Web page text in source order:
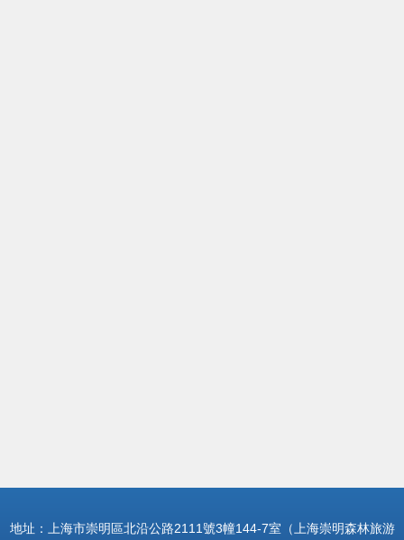
地址：上海市崇明區北沿公路2111號3幢144-7室（上海崇明森林旅游